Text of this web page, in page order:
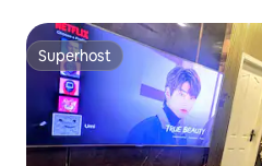
Superhost
Superhost